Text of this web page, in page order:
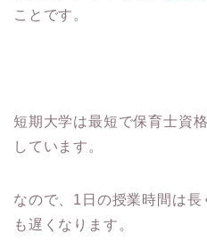
ことです。
短期大学は最短で保育士資
しています。
なので、1日の授業時間は
も遅くなります。